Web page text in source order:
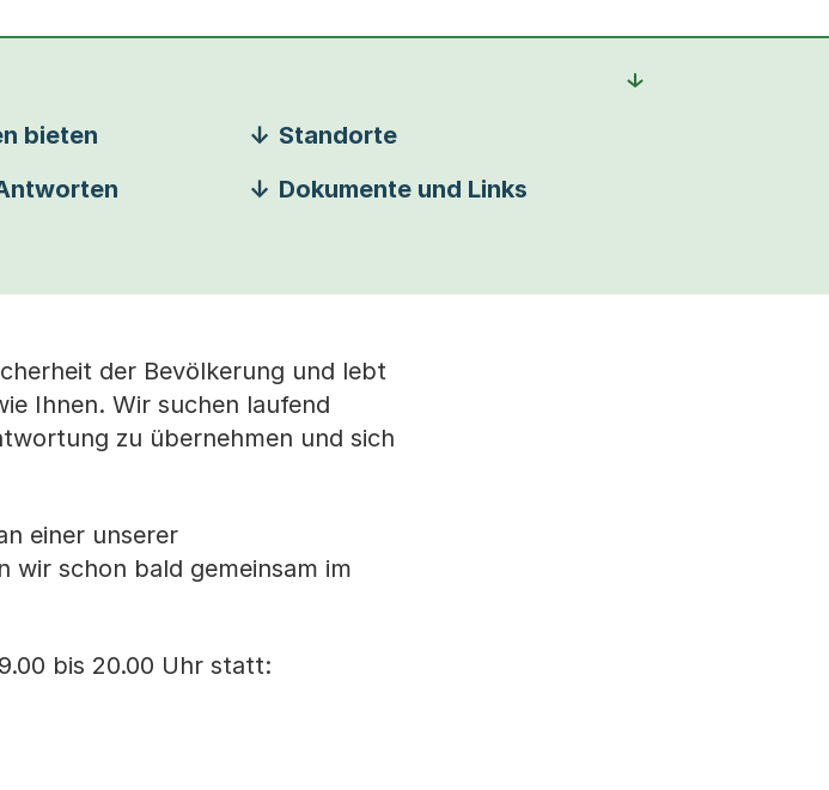
bieten
Standorte
Dokumente und Links
der Bevölkerung und lebt
Ihnen. Wir suchen laufend
zu übernehmen und sich
einer unserer
wir schon bald gemeinsam im
bis 20.00 Uhr statt: